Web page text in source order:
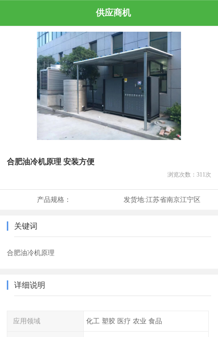
供应商机
合肥油冷机原理 安装方便
浏览次数： 311 次
产品规格： 发货地:江苏省南京江宁区
关键词
合肥油冷机原理
详细说明
应用领域 化工 塑胶 医疗 农业 食品